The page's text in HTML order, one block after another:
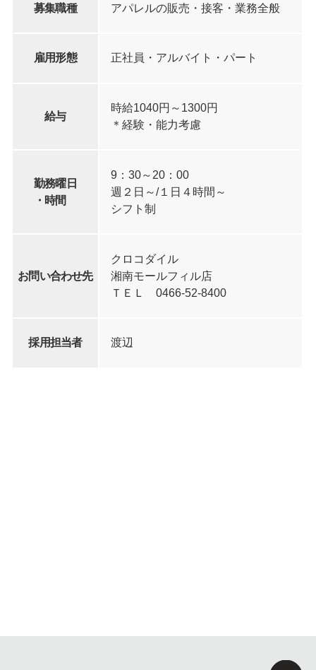
募集職種 アパレルの販売・接客・業務全般
雇用形態 正社員・アルバイト・パート
給与
時給1040円～1300円
＊経験・能力考慮
勤務曜日
・時間
9：30～20：00
週２日～/１日４時間～
シフト制
お問い合わせ先
クロコダイル
湘南モールフィル店
ＴＥＬ 0466-52-8400
採用担当者 渡辺